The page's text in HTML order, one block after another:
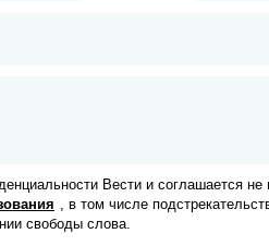
Вести и соглашается не
, в том числе
свободы слова.